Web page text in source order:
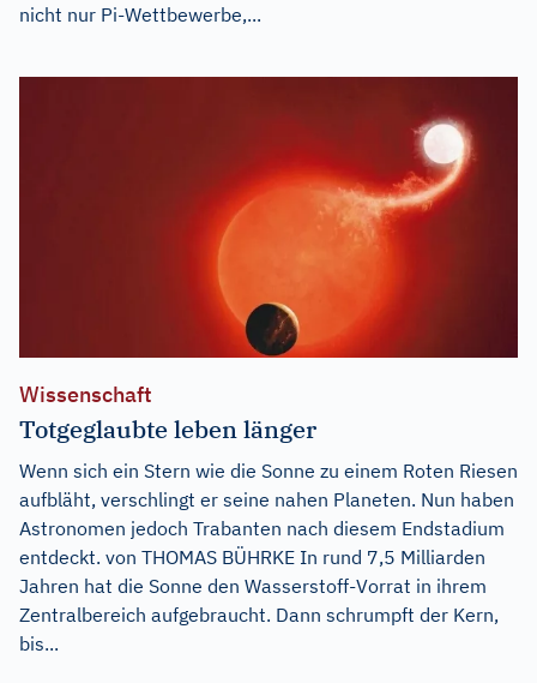
nicht nur Pi-Wettbewerbe,...
Wissenschaft
Totgeglaubte leben länger
Wenn sich ein Stern wie die Sonne zu einem Roten Riesen
aufbläht, verschlingt er seine nahen Planeten. Nun haben
Astronomen jedoch Trabanten nach diesem Endstadium
entdeckt. von THOMAS BÜHRKE In rund 7,5 Milliarden
Jahren hat die Sonne den Wasserstoff-Vorrat in ihrem
Zentralbereich aufgebraucht. Dann schrumpft der Kern,
bis...